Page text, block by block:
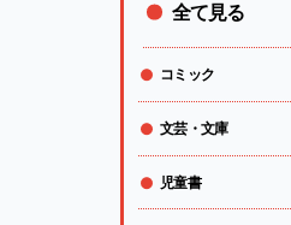
全て見る
コミック
文芸・文庫
児童書